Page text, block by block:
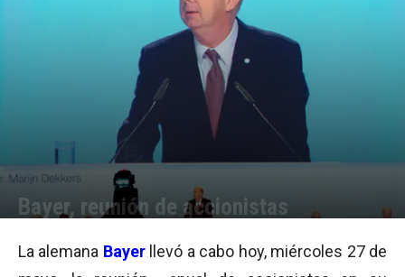
Bayer, reunión de accionistas
La alemana Bayer
llevó a cabo hoy, miércoles 27 de